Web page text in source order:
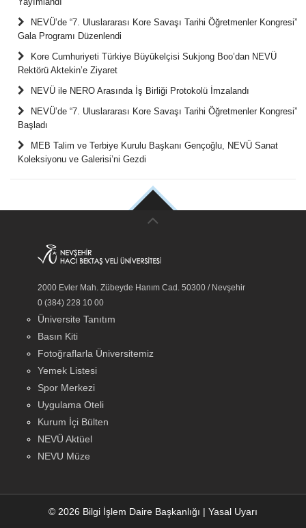
NEVÜ’de “7. Uluslararası Kore Savaşı Tarihi Öğretmenler Kongresi”
Gala Programı Düzenlendi
Kore Cumhuriyeti Türkiye Büyükelçisi Sukjong Boo’dan NEVÜ
Rektörü Aktekin’e Ziyaret
NEVÜ ile NERO Arasında İş Birliği Protokolü İmzalandı
NEVÜ’de “7. Uluslararası Kore Savaşı Tarihi Öğretmenler Kongresi”
Başladı
MEB Talim ve Terbiye Kurulu Başkanı Gençoğlu, NEVÜ Sanat
Koleksiyonu ve Galerisi’ni Gezdi
2000 Evler Mah. Zübeyde Hanım Cad. 50300 / Nevşehir
0 (384) 228 10 00
Üniversite Tanıtım
Basın Kiti
Fotoğraflarla Üniversitemiz
Yemek Listesi
Spor Merkezi
Uygulama Oteli
Kurum İçi Bülten
NEVÜ Aktüel
NEVU Müze
© 2026 Bilgi İşlem Daire Başkanlığı | Yasal Uyarı